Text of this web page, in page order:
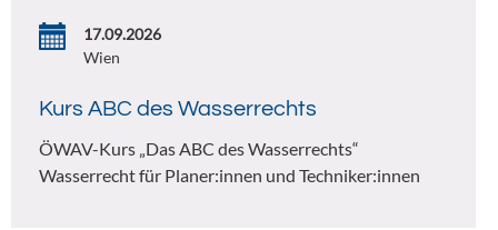
17.09.2026
Wien
Kurs ABC des Wasserrechts
ÖWAV-Kurs „Das ABC des Wasserrechts“
Wasserrecht für Planer:innen und Techniker:innen